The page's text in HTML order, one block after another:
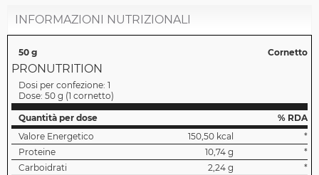
INFORMAZIONI NUTRIZIONALI
50 g Cornetto
PRONUTRITION
Dosi per confezione: 1
Dose: 50 g (1 cornetto)
Quantità per dose
% RDA
Valore Energetico
150,50 kcal
*
Proteine
10,74 g
*
Carboidrati
2,24 g
*